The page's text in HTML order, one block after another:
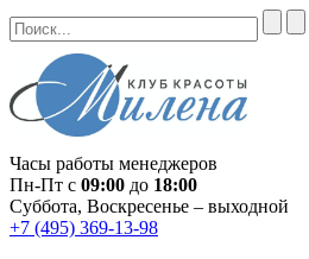
Часы работы менеджеров
Пн-Пт с 09:00 до 18:00
Суббота, Воскресенье – выходной
+7 (495) 369-13-98